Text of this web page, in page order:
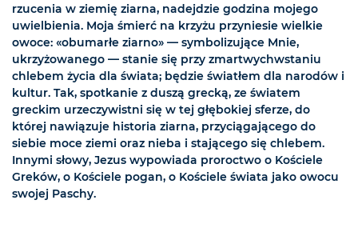
rzucenia w ziemię ziarna, nadejdzie godzina mojego
uwielbienia. Moja śmierć na krzyżu przyniesie wielkie
owoce: «obumarłe ziarno» — symbolizujące Mnie,
ukrzyżowanego — stanie się przy zmartwychwstaniu
chlebem życia dla świata; będzie światłem dla narodów i
kultur. Tak, spotkanie z duszą grecką, ze światem
greckim urzeczywistni się w tej głębokiej sferze, do
której nawiązuje historia ziarna, przyciągającego do
siebie moce ziemi oraz nieba i stającego się chlebem.
Innymi słowy, Jezus wypowiada proroctwo o Kościele
Greków, o Kościele pogan, o Kościele świata jako owocu
swojej Paschy.